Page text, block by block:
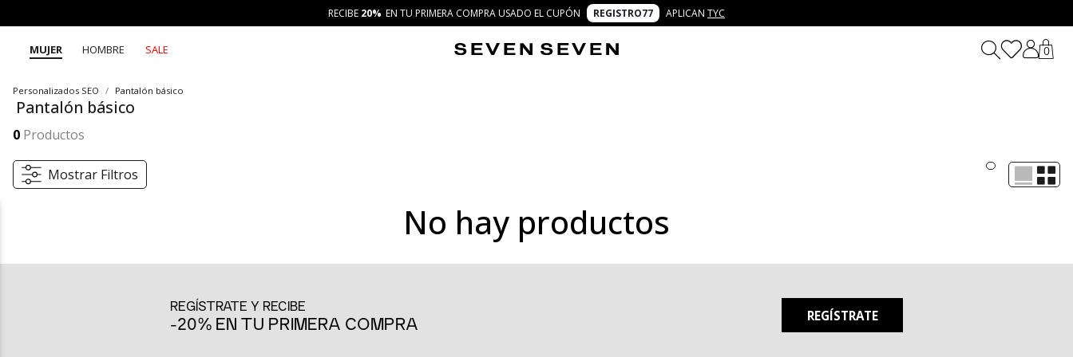
RECIBE 20% EN TU PRIMERA COMPRA USADO EL CUPÓN REGISTRO77 APLICAN TYC
MUJER HOMBRE SALE 0
Personalizados SEO Pantalón básico
Pantalón básico
0 Productos
Mostrar Filtros
No hay productos
El pantalón básico de SEVEN SEVEN es la pieza esencial que necesitas para completar tu colección de prendas versátiles y cómodas. Diseñado para adaptarse a cualquier ocasión, este pantalón es la
Comodidad y versatilidad para tu día a día
La principal característica del pantalón básico de SEVEN SEVEN es su comodidad. Confeccionado con materiales suaves y ligeros, te garantiza libertad de movimiento, ideal para tu ritmo de vida activo
REGÍSTRATE Y RECIBE
-20% EN TU PRIMERA COMPRA REGÍSTRATE